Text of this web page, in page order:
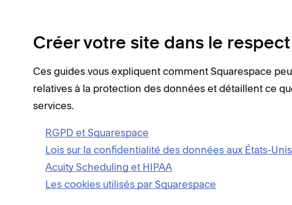
Créer votre site dans le
Ces guides vous expliquent comment Squarespace
relatives à la protection des données et détaillent ce
services.
RGPD et Squarespace
Lois sur la confidentialité des données aux États-Unis
Acuity Scheduling et HIPAA
Les cookies utilisés par Squarespace